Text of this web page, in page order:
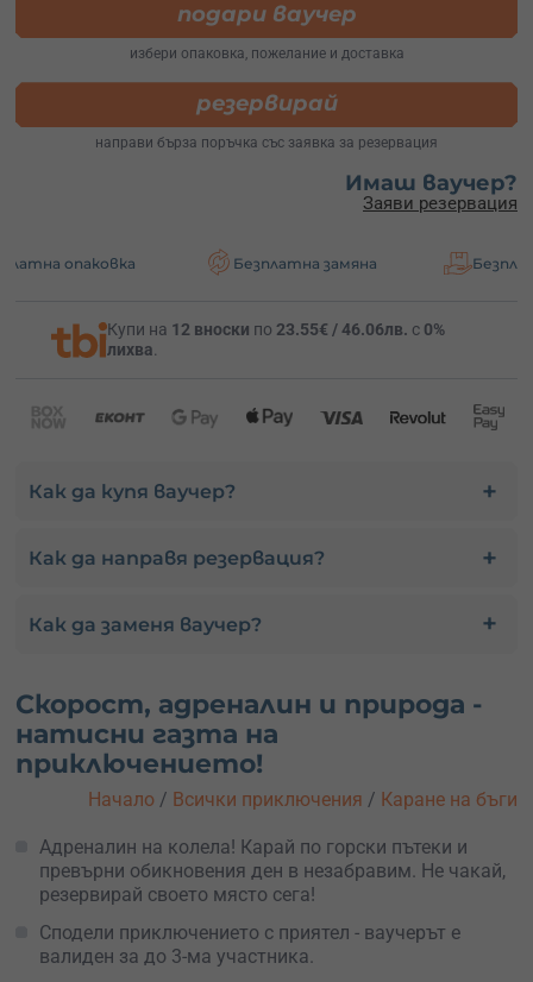
подари ваучер
избери опаковка, пожелание и доставка
резервирай
направи бърза поръчка със заявка за резервация
Имаш ваучер?
Заяви резервация
Безплатна замяна Безплатна
Купи на 12 вноски по 23.55€ / 46.06лв. с 0%
лихва.
Как да купя ваучер?
Как да направя резервация?
Как да заменя ваучер?
Скорост, адреналин и природа -
натисни газта на
приключението!
Начало / Всички приключения / Каране на бъги
Адреналин на колела! Карай по горски пътеки и
превърни обикновения ден в незабравим. Не чакай,
резервирай своето място сега!
Сподели приключението с приятел - ваучерът е
валиден за до 3-ма участника.